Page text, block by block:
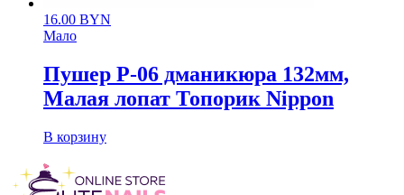
16.00 BYN
Мало
Пушер P-06 дманикюра 132мм,
Малая лопат Топорик Nippon
В корзину